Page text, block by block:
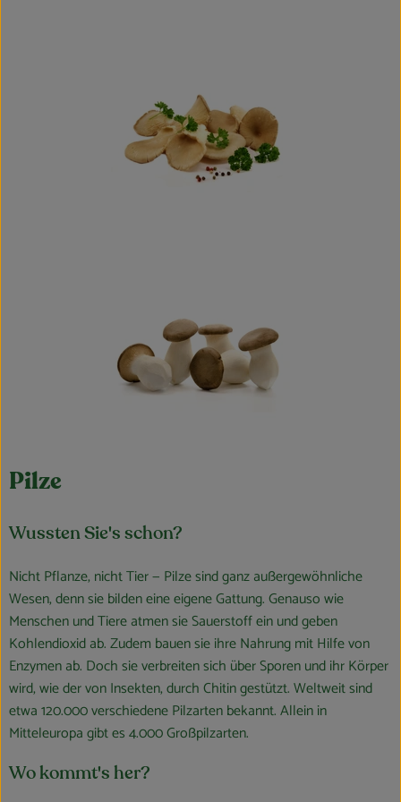
Pilze
Wussten Sie's schon?
Nicht Pflanze, nicht Tier — Pilze sind ganz außergewöhnliche
Wesen, denn sie bilden eine eigene Gattung. Genauso wie
Menschen und Tiere atmen sie Sauerstoff ein und geben
Kohlendioxid ab. Zudem bauen sie ihre Nahrung mit Hilfe von
Enzymen ab. Doch sie verbreiten sich über Sporen und ihr Körper
wird, wie der von Insekten, durch Chitin gestützt. Weltweit sind
etwa 120.000 verschiedene Pilzarten bekannt. Allein in
Mitteleuropa gibt es 4.000 Großpilzarten.
Wo kommt's her?